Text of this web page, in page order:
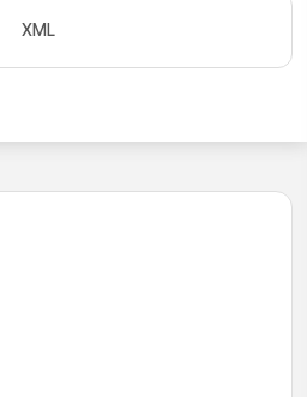
XML